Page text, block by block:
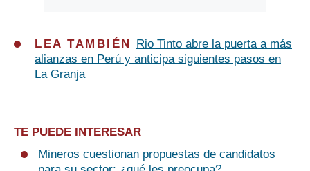
LEA TAMBIÉN
Rio Tinto abre la puerta a más
alianzas en Perú y anticipa siguientes pasos en
La Granja
TE PUEDE INTERESAR
Mineros cuestionan propuestas de candidatos